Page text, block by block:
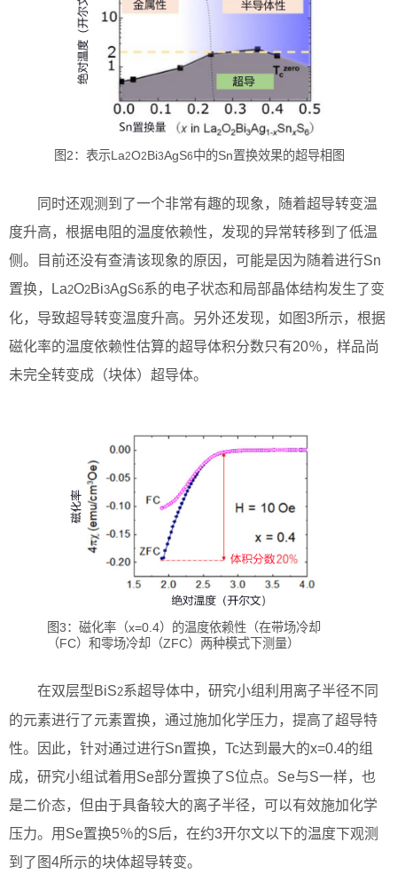
图2：表示La2O2Bi3AgS6中的Sn置换效果的超导相图
同时还观测到了一个非常有趣的现象，随着超导转变温
度升高，根据电阻的温度依赖性，发现的异常转移到了低温
侧。目前还没有查清该现象的原因，可能是因为随着进行Sn
置换，La2O2Bi3AgS6系的电子状态和局部晶体结构发生了变
化，导致超导转变温度升高。另外还发现，如图3所示，根据
磁化率的温度依赖性估算的超导体积分数只有20％，样品尚
未完全转变成（块体）超导体。
图3：磁化率（x=0.4）的温度依赖性（在带场冷却
（FC）和零场冷却（ZFC）两种模式下测量）
在双层型BiS2系超导体中，研究小组利用离子半径不同
的元素进行了元素置换，通过施加化学压力，提高了超导特
性。因此，针对通过进行Sn置换，Tc达到最大的x=0.4的组
成，研究小组试着用Se部分置换了S位点。Se与S一样，也
是二价态，但由于具备较大的离子半径，可以有效施加化学
压力。用Se置换5％的S后，在约3开尔文以下的温度下观测
到了图4所示的块体超导转变。